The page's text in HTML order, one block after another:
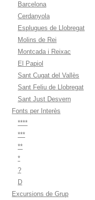
Barcelona
Cerdanyola
Esplugues de Llobregat
Molins de Rei
Montcada i Reixac
El Papiol
Sant Cugat del Vallès
Sant Feliu de Llobregat
Sant Just Desvern
Fonts per Interès
****
***
**
*
?
D
Excursions de Grup